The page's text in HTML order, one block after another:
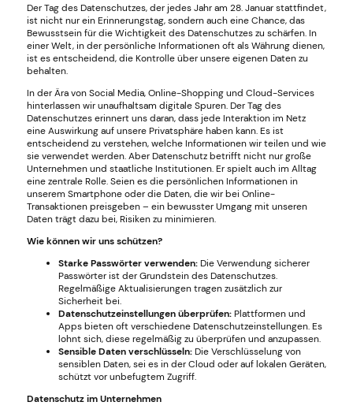
Der Tag des Datenschutzes, der jedes Jahr am 28. Januar stattfindet,
ist nicht nur ein Erinnerungstag, sondern auch eine Chance, das
Bewusstsein für die Wichtigkeit des Datenschutzes zu schärfen. In
einer Welt, in der persönliche Informationen oft als Währung dienen,
ist es entscheidend, die Kontrolle über unsere eigenen Daten zu
behalten.
In der Ära von Social Media, Online-Shopping und Cloud-Services
hinterlassen wir unaufhaltsam digitale Spuren. Der Tag des
Datenschutzes erinnert uns daran, dass jede Interaktion im Netz
eine Auswirkung auf unsere Privatsphäre haben kann. Es ist
entscheidend zu verstehen, welche Informationen wir teilen und wie
sie verwendet werden. Aber Datenschutz betrifft nicht nur große
Unternehmen und staatliche Institutionen. Er spielt auch im Alltag
eine zentrale Rolle. Seien es die persönlichen Informationen in
unserem Smartphone oder die Daten, die wir bei Online-
Transaktionen preisgeben – ein bewusster Umgang mit unseren
Daten trägt dazu bei, Risiken zu minimieren.
Wie können wir uns schützen?
Starke Passwörter verwenden:Die Verwendung sicherer
Passwörter ist der Grundstein des Datenschutzes.
Regelmäßige Aktualisierungen tragen zusätzlich zur
Sicherheit bei.
Datenschutzeinstellungen überprüfen:Plattformen und
Apps bieten oft verschiedene Datenschutzeinstellungen. Es
lohnt sich, diese regelmäßig zu überprüfen und anzupassen.
Sensible Daten verschlüsseln:Die Verschlüsselung von
sensiblen Daten, sei es in der Cloud oder auf lokalen Geräten,
schützt vor unbefugtem Zugriff.
Datenschutz im Unternehmen